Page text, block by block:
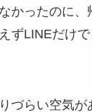
かったのに、
ずLINEだけ
づらい空気が